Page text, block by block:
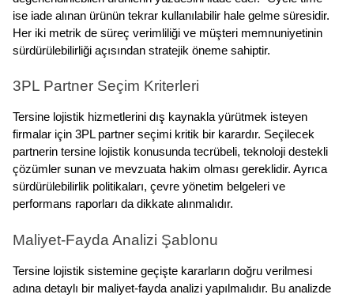
ise iade alınan ürünün tekrar kullanılabilir hale gelme süresidir.
Her iki metrik de süreç verimliliği ve müşteri memnuniyetinin
sürdürülebilirliği açısından stratejik öneme sahiptir.
3PL Partner Seçim Kriterleri
Tersine lojistik hizmetlerini dış kaynakla yürütmek isteyen
firmalar için 3PL partner seçimi kritik bir karardır. Seçilecek
partnerin tersine lojistik konusunda tecrübeli, teknoloji destekli
çözümler sunan ve mevzuata hakim olması gereklidir. Ayrıca
sürdürülebilirlik politikaları, çevre yönetim belgeleri ve
performans raporları da dikkate alınmalıdır.
Maliyet-Fayda Analizi Şablonu
Tersine lojistik sistemine geçişte kararların doğru verilmesi
adına detaylı bir maliyet-fayda analizi yapılmalıdır. Bu analizde